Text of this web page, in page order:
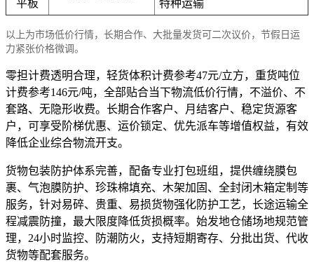
平板
特种运输
以上为市场低价行情，长期合作、大批量发货可二次议价，节假日运
力紧张价格微调。
零担计费透明合理，轻货体积计费参考47元/立方，重货吨位
计费参考146元/吨，全部贴合当下物流低价行情，不溢价、不
套路、无隐形收费。长期合作客户、月结客户、稳定货源客
户，可享受阶梯优惠、运价锁定、优先派车等增值权益，有效
降低企业综合物流开支。
货物包装防护体系完善，配备专业打包班组，提供缠绕膜包
裹、气泡膜防护、珍珠棉填充、木架加固、全封闭木箱定制等
服务，针对易碎、贵重、易损货物强化防护工艺，长途运输全
程减震防撞，最大限度降低货损概率。始发地仓储场地规范管
理，24小时监控、防潮防火，支持短期寄存、分批出货、代收
货物等配套服务。